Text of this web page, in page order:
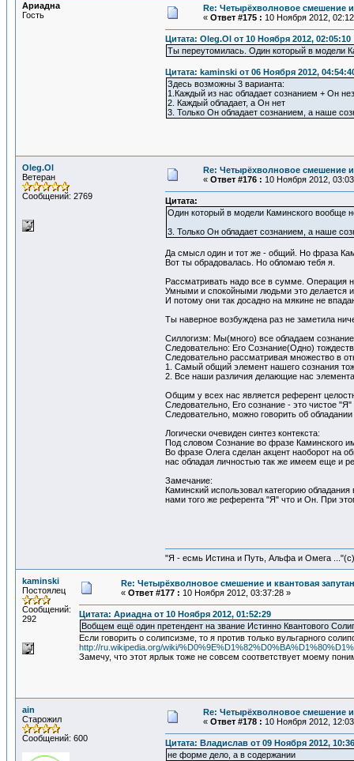
Ариадна
Гость
Re: Четырёхволновое смешение и
« Ответ #175 : 10 Ноября 2012,
Цитата: Oleg.Ol от 10 Ноября 2012, 02:05:10
Ты переутомилась. Один который в модели
Цитата: kaminski от 06 Ноября 2012,
Здесь возможны 3 варианта:
1.Каждый из нас обладает сознанием + Он
2. Каждый обладает, а Он нет
3. Только Он обладает сознанием, а наше
Oleg.Ol
Ветеран
Сообщений: 2769
Re: Четырёхволновое смешение и
« Ответ #176 : 10 Ноября 2012,
Цитата:
Один который в модели Каминского вообще
3. Только Он обладает сознанием, а наше
Да смысл один и тот же - общий. Но фраза
Вот ты обрадовалась. Но обломаю тебя я.
Рассматривать надо все в сумме. Операция
Умными и спокойными людьми это делается
И потому они так досадно на мякине не
Ты наверное возбуждена раз не заметила
Силлогизм: Мы(много) все обладаем
Следовательно: Его Сознание(Одно)
Следовательно рассматривая множество в
1. Самый общий элемент нашего сознания
2. Все наши различия делающие нас
Общим у всех нас является референт
Следовательно, Его сознание - это чистое
Следовательно, можно говорить об
Логически очевиден синтез контекста:
Под словом Сознание во фразе Каминского
Во фразе Олега сделан акцент наоборот на
нас обладая личностью так же имеем еще и
Замечание:
Каминский использовал категорию
нами того же референта "Я" что и Он. При
"Я - есмь Истина и Путь, Альфа и Омега ..."(с)
kaminski
Постоялец
Сообщений:
292
Re: Четырёхволновое смешение и квантовая
« Ответ #177 : 10 Ноября 2012, 03:37:28 »
Цитата: Ариадна от 10 Ноября 2012, 01:52:29
Вобщем ещё один претендент на звание Истинно Квантового
Если говорить о солипсизме, то я против только вульгарного
http://ru.wikipedia.org/wiki/
Замечу, что этот ярлык тоже не совсем соответствует моему
ain
Старожил
Сообщений: 600
Re: Четырёхволновое смешение и
« Ответ #178 : 10 Ноября 2012,
Цитата: Владислав от 09 Ноября 2012,
не форме дело, а в содержании